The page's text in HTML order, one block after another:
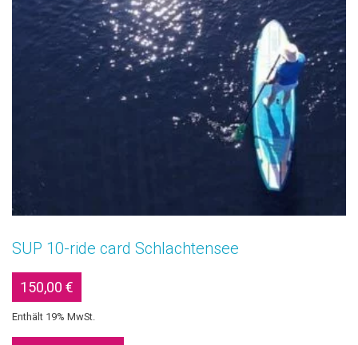
SUP 10-ride card Schlachtensee
150,00 €
Enthält 19% MwSt.